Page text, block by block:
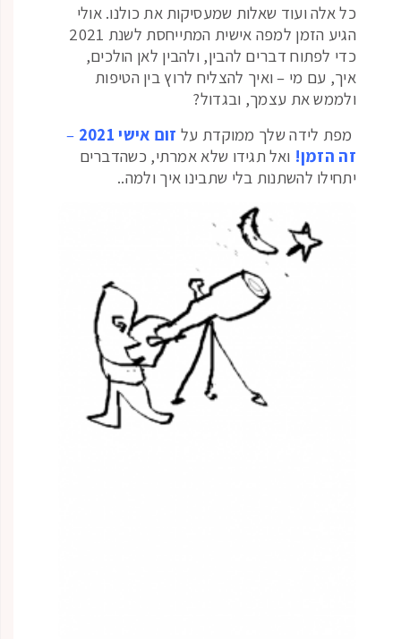
כל אלה ועוד שאלות שמעסיקות את כולנו. אולי
הגיע הזמן למפה אישית המתייחסת לשנת 2021
כדי לפתוח דברים להבין, ולהבין לאן הולכים,
איך, עם מי – ואיך להצליח לרוץ בין הטיפות
ולממש את עצמך, ובגדול?
מפת לידה שלך ממוקדת על זום אישי 2021
–
זה הזמן! ואל תגידו שלא אמרתי, כשהדברים
יתחילו להשתנות בלי שתבינו איך ולמה..